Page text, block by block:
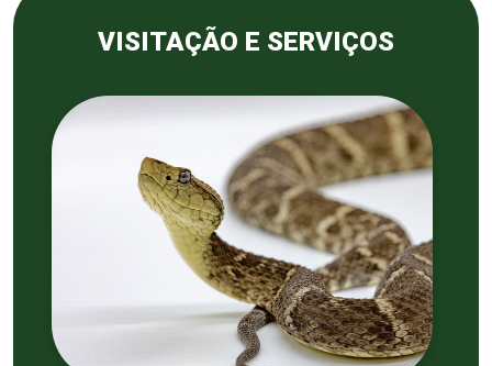
VISITAÇÃO E SERVIÇOS